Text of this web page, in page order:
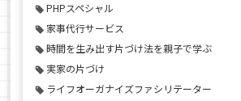
PHPスペシャル
家事代行サービス
時間を生み出す片づけ法を親子で学ぶ
実家の片づけ
ライフオーガナイズファシリテーター